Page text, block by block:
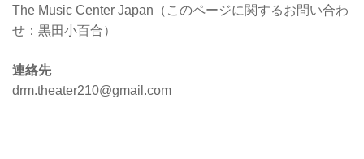
The Music Center Japan（このページに関するお問い合わ
せ：黒田小百合）
連絡先
drm.theater210@gmail.com